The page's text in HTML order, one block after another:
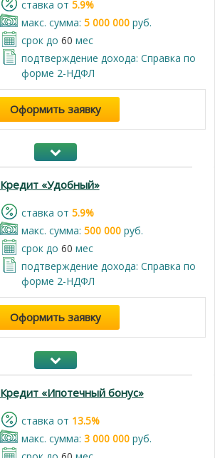
cтавка от 5.9%
макс. сумма: 5 000 000руб.
срок до 60 мес
подтверждение дохода: Справка по
форме 2-НДФЛ
Оформить заявку
Кредит «Удобный»
cтавка от 5.9%
макс. сумма: 500 000руб.
срок до 60 мес
подтверждение дохода: Справка по
форме 2-НДФЛ
Оформить заявку
Кредит «Ипотечный бонус»
cтавка от 13.5%
макс. сумма: 3 000 000руб.